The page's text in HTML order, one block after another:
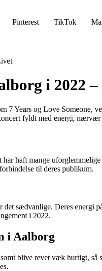
Pinterest TikTok
i 2022
7 Years og Love
fyldt med energi,
haft mange
til deres publikum.
sædvanlige. Deres energi
i 2022.
i Aalborg
blive revet væk hurtigt,